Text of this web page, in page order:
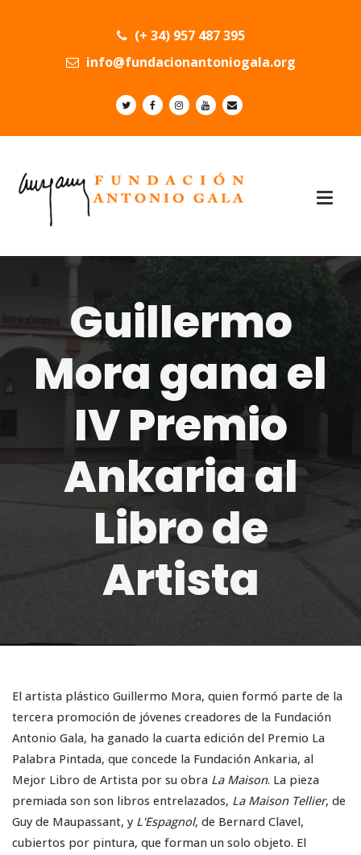
(+ 34) 957 487 395
info@fundacionantoniogala.org
Guillermo
Mora gana el
IV Premio
Ankaria al
Libro de
Artista
El artista plástico Guillermo Mora, quien formó parte de la
tercera promoción de jóvenes creadores de la Fundación
Antonio Gala, ha ganado la cuarta edición del Premio La
Palabra Pintada, que concede la Fundación Ankaria, al
Mejor Libro de Artista por su obra La Maison. La pieza
premiada son son libros entrelazados, La Maison Tellier, de
Guy de Maupassant, y L'Espagnol, de Bernard Clavel,
cubiertos por pintura, que forman un solo objeto. El